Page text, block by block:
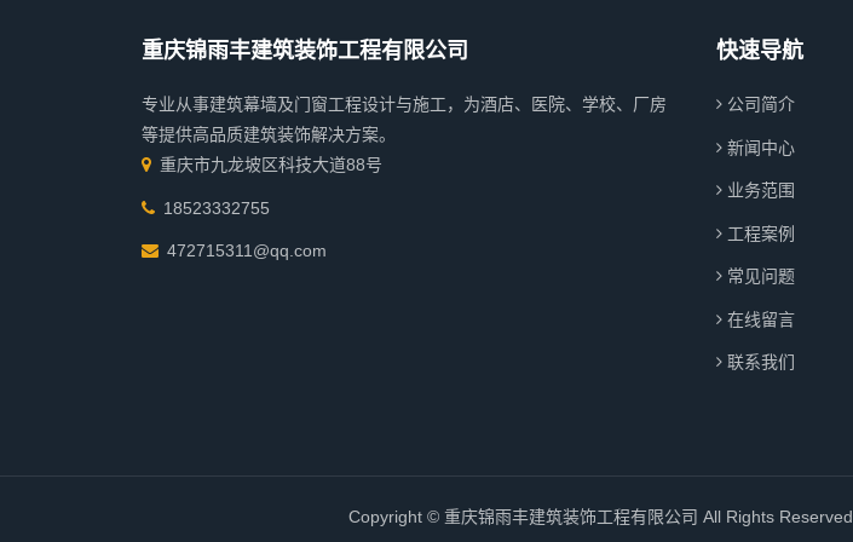
重庆锦雨丰建筑装饰工程有限公司
专业从事建筑幕墙及门窗工程设计与施工，为酒店、医院、学校、厂房
等提供高品质建筑装饰解决方案。
重庆市九龙坡区科技大道88号
18523332755
472715311@qq.com
快速导航
公司简介
新闻中心
业务范围
工程案例
常见问题
在线留言
联系我们
Copyright © 重庆锦雨丰建筑装饰工程有限公司 All Rights Reserved.